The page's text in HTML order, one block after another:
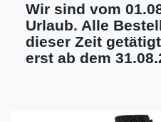
Wir sind vom
Urlaub. Alle
dieser Zeit
erst ab dem